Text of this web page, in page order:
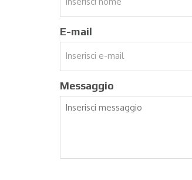
E-mail
Messaggio